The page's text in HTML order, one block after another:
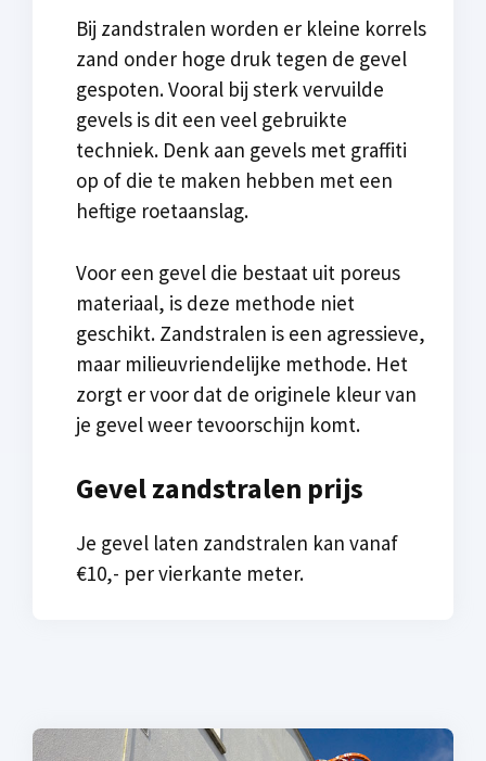
Bij zandstralen worden er kleine korrels
zand onder hoge druk tegen de gevel
gespoten. Vooral bij sterk vervuilde
gevels is dit een veel gebruikte
techniek. Denk aan gevels met graffiti
op of die te maken hebben met een
heftige roetaanslag.
Voor een gevel die bestaat uit poreus
materiaal, is deze methode niet
geschikt. Zandstralen is een agressieve,
maar milieuvriendelijke methode. Het
zorgt er voor dat de originele kleur van
je gevel weer tevoorschijn komt.
Gevel zandstralen prijs
Je gevel laten zandstralen kan vanaf
€10,- per vierkante meter.